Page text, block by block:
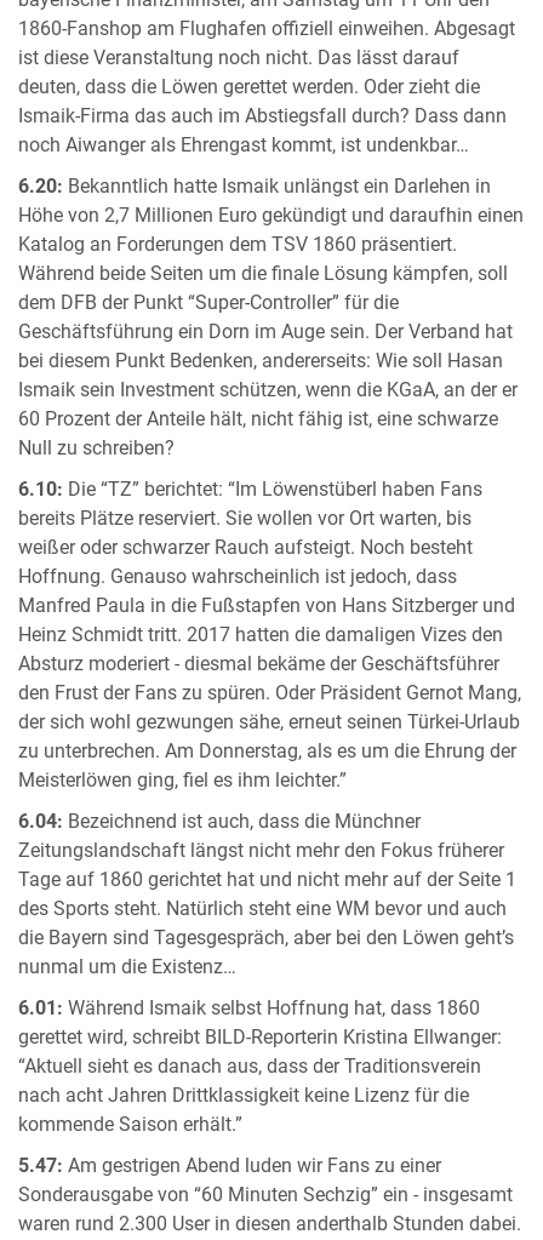
1860-Fanshop am Flughafen offiziell einweihen. Abgesagt
ist diese Veranstaltung noch nicht. Das lässt darauf
deuten, dass die Löwen gerettet werden. Oder zieht die
Ismaik-Firma das auch im Abstiegsfall durch? Dass dann
noch Aiwanger als Ehrengast kommt, ist undenkbar…
6.20: Bekanntlich hatte Ismaik unlängst ein Darlehen in
Höhe von 2,7 Millionen Euro gekündigt und daraufhin einen
Katalog an Forderungen dem TSV 1860 präsentiert.
Während beide Seiten um die finale Lösung kämpfen, soll
dem DFB der Punkt “Super-Controller” für die
Geschäftsführung ein Dorn im Auge sein. Der Verband hat
bei diesem Punkt Bedenken, andererseits: Wie soll Hasan
Ismaik sein Investment schützen, wenn die KGaA, an der er
60 Prozent der Anteile hält, nicht fähig ist, eine schwarze
Null zu schreiben?
6.10: Die “TZ” berichtet: “Im Löwenstüberl haben Fans
bereits Plätze reserviert. Sie wollen vor Ort warten, bis
weißer oder schwarzer Rauch aufsteigt. Noch besteht
Hoffnung. Genauso wahrscheinlich ist jedoch, dass
Manfred Paula in die Fußstapfen von Hans Sitzberger und
Heinz Schmidt tritt. 2017 hatten die damaligen Vizes den
Absturz moderiert - diesmal bekäme der Geschäftsführer
den Frust der Fans zu spüren. Oder Präsident Gernot Mang,
der sich wohl gezwungen sähe, erneut seinen Türkei-Urlaub
zu unterbrechen. Am Donnerstag, als es um die Ehrung der
Meisterlöwen ging, fiel es ihm leichter.”
6.04: Bezeichnend ist auch, dass die Münchner
Zeitungslandschaft längst nicht mehr den Fokus früherer
Tage auf 1860 gerichtet hat und nicht mehr auf der Seite 1
des Sports steht. Natürlich steht eine WM bevor und auch
die Bayern sind Tagesgespräch, aber bei den Löwen geht’s
nunmal um die Existenz…
6.01: Während Ismaik selbst Hoffnung hat, dass 1860
gerettet wird, schreibt BILD-Reporterin Kristina Ellwanger:
“Aktuell sieht es danach aus, dass der Traditionsverein
nach acht Jahren Drittklassigkeit keine Lizenz für die
kommende Saison erhält.”
5.47: Am gestrigen Abend luden wir Fans zu einer
Sonderausgabe von “60 Minuten Sechzig” ein - insgesamt
waren rund 2.300 User in diesen anderthalb Stunden dabei.